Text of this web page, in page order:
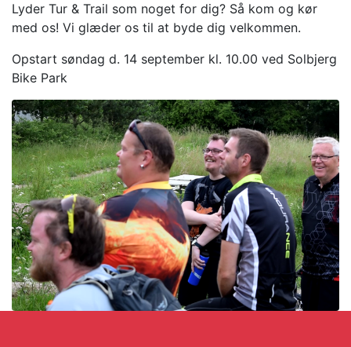
Lyder Tur & Trail som noget for dig? Så kom og kør
med os! Vi glæder os til at byde dig velkommen.
Opstart søndag d. 14 september kl. 10.00 ved Solbjerg
Bike Park